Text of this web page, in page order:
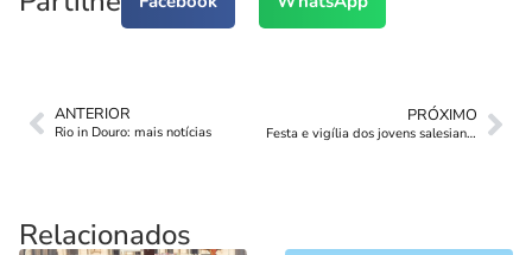
ANTERIOR
Rio in Douro: mais notícias
PRÓXIMO
Festa e vigília dos jovens salesianos no Rio de Janeiro
Relacionados